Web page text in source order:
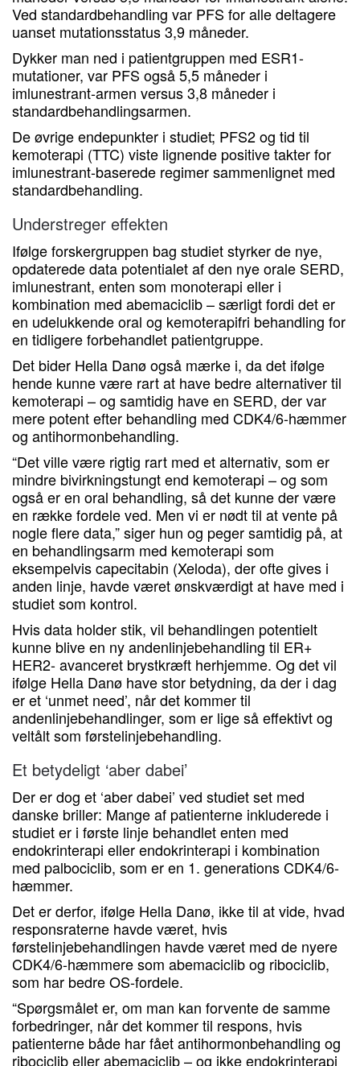
Ved standardbehandling var PFS for alle deltagere
uanset mutationsstatus 3,9 måneder.
Dykker man ned i patientgruppen med ESR1-
mutationer, var PFS også 5,5 måneder i
imlunestrant-armen versus 3,8 måneder i
standardbehandlingsarmen.
De øvrige endepunkter i studiet; PFS2 og tid til
kemoterapi (TTC) viste lignende positive takter for
imlunestrant-baserede regimer sammenlignet med
standardbehandling.
Understreger effekten
Ifølge forskergruppen bag studiet styrker de nye,
opdaterede data potentialet af den nye orale SERD,
imlunestrant, enten som monoterapi eller i
kombination med abemaciclib – særligt fordi det er
en udelukkende oral og kemoterapifri behandling for
en tidligere forbehandlet patientgruppe.
Det bider Hella Danø også mærke i, da det ifølge
hende kunne være rart at have bedre alternativer til
kemoterapi – og samtidig have en SERD, der var
mere potent efter behandling med CDK4/6-hæmmer
og antihormonbehandling.
“Det ville være rigtig rart med et alternativ, som er
mindre bivirkningstungt end kemoterapi – og som
også er en oral behandling, så det kunne der være
en række fordele ved. Men vi er nødt til at vente på
nogle flere data,” siger hun og peger samtidig på, at
en behandlingsarm med kemoterapi som
eksempelvis capecitabin (Xeloda), der ofte gives i
anden linje, havde været ønskværdigt at have med i
studiet som kontrol.
Hvis data holder stik, vil behandlingen potentielt
kunne blive en ny andenlinjebehandling til ER+
HER2- avanceret brystkræft herhjemme. Og det vil
ifølge Hella Danø have stor betydning, da der i dag
er et ‘unmet need’, når det kommer til
andenlinjebehandlinger, som er lige så effektivt og
veltålt som førstelinjebehandling.
Et betydeligt ‘aber dabei’
Der er dog et ‘aber dabei’ ved studiet set med
danske briller: Mange af patienterne inkluderede i
studiet er i første linje behandlet enten med
endokrinterapi eller endokrinterapi i kombination
med palbociclib, som er en 1. generations CDK4/6-
hæmmer.
Det er derfor, ifølge Hella Danø, ikke til at vide, hvad
responsraterne havde været, hvis
førstelinjebehandlingen havde været med de nyere
CDK4/6-hæmmere som abemaciclib og ribociclib,
som har bedre OS-fordele.
“Spørgsmålet er, om man kan forvente de samme
forbedringer, når det kommer til respons, hvis
patienterne både har fået antihormonbehandling og
ribociclib eller abemaciclib – og ikke endokrinterapi